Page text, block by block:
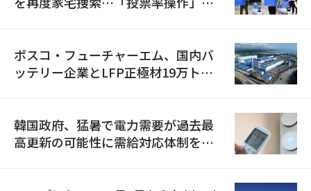
ポスコ・フューチャーエム、国内バ
ッテリー企業とLFP正極材19万トン
韓国政府、猛暑で電力需要が過去最
高更新の可能性に需給対応体制を点